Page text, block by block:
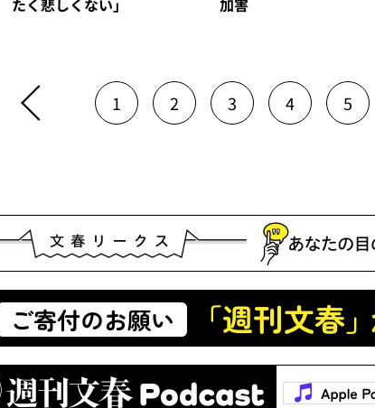
たく悲しくない」
加害
1 2 3 4 5